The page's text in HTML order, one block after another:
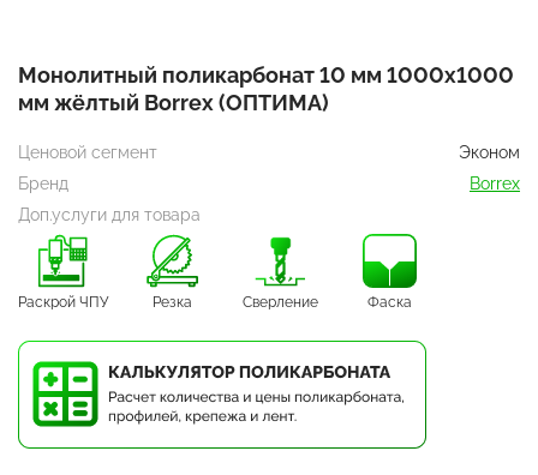
Монолитный поликарбонат 10 мм 1000х1000
мм жёлтый Borrex (ОПТИМА)
Ценовой сегмент
Эконом
Бренд
Borrex
Доп.услуги для товара
Раскрой ЧПУ Резка Сверление Фаска